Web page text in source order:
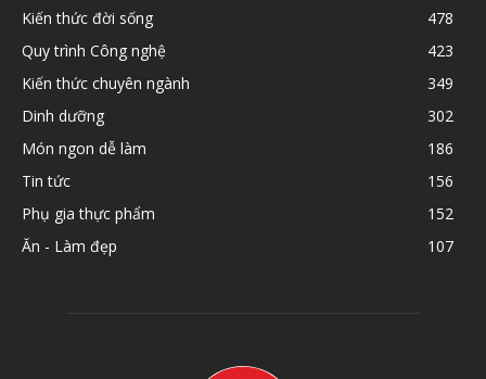
Kiến thức đời sống
478
Quy trình Công nghệ
423
Kiến thức chuyên ngành
349
Dinh dưỡng
302
Món ngon dễ làm
186
Tin tức
156
Phụ gia thực phẩm
152
Ăn - Làm đẹp
107